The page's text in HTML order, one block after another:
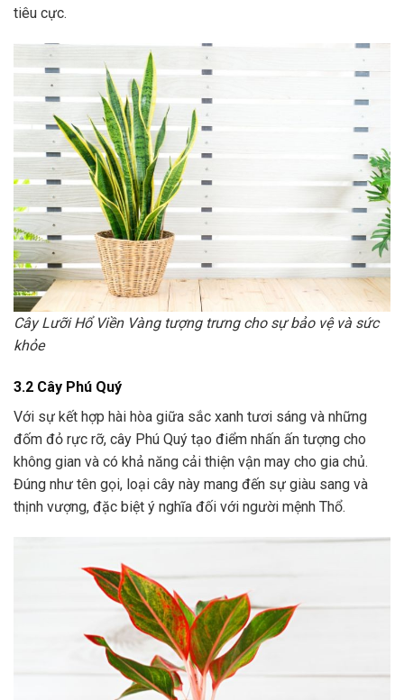
tiêu cực.
Cây Lưỡi Hổ Viền Vàng tượng trưng cho sự bảo vệ và sức
khỏe
3.2 Cây Phú Quý
Với sự kết hợp hài hòa giữa sắc xanh tươi sáng và những
đốm đỏ rực rỡ, cây Phú Quý tạo điểm nhấn ấn tượng cho
không gian và có khả năng cải thiện vận may cho gia chủ.
Đúng như tên gọi, loại cây này mang đến sự giàu sang và
thịnh vượng, đặc biệt ý nghĩa đối với người mệnh Thổ.